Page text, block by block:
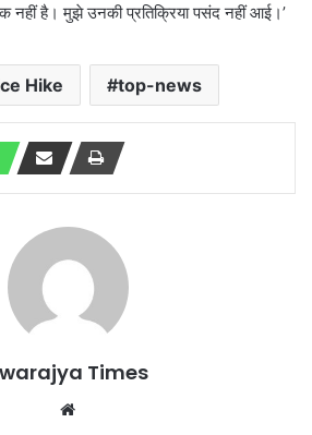
नहीं है। मुझे उनकी प्रतिक्रिया पसंद नहीं आई।’
Hike top-news
Times